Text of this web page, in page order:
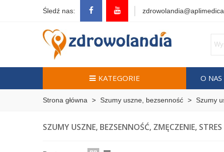
Śledź nas:
KATEGORIE O NAS
Strona główna > Szumy uszne, bezsenność > Szumy
SZUMY USZNE, BEZSENNOŚĆ, ZMĘCZENIE, STRES